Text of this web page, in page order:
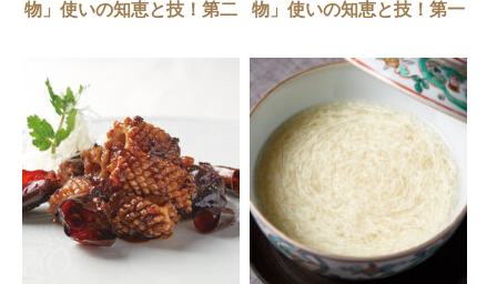
物」使いの知恵と技！第二
物」使いの知恵と技！第一